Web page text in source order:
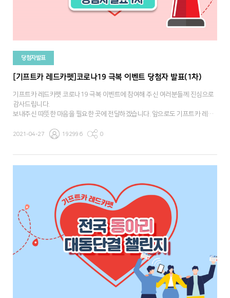
당첨자발표
[기프트카 레드카펫]코로나19 극복 이벤트 당첨자 발표(1차)
기프트카 레드카펫 코로나19 극복 이벤트에 참여해 주신 여러분들께 진심으로
감사드립니다.
보내주신 따뜻한 마음을 필요한 곳에 전달하겠습니다. 앞으로도 기프트카 레드
2021-04-27 192996 0